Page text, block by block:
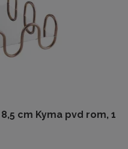
cm Kyma pvd rom, 1